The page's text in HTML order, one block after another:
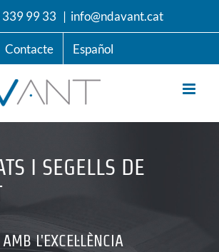
99 33 | info@ndavant.cat
Contacte Español
I SEGELLS DE
L'EXCEL·LÈNCIA